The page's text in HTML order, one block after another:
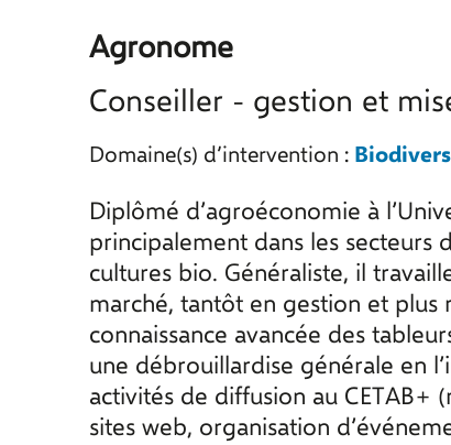
Agronome
Conseiller - gestion et
Domaine(s) d’intervention :
Diplômé d’agroéconomie à
principalement dans les secteurs
cultures bio. Généraliste, il
marché, tantôt en gestion et
connaissance avancée des
une débrouillardise générale en
activités de diffusion au CETAB+
sites web, organisation